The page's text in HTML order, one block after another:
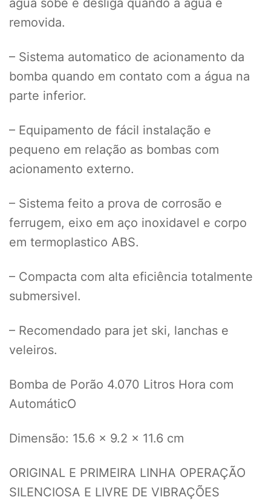
água sobe e desliga quando a água é
removida.
– Sistema automatico de acionamento da
bomba quando em contato com a água na
parte inferior.
– Equipamento de fácil instalação e
pequeno em relação as bombas com
acionamento externo.
– Sistema feito a prova de corrosão e
ferrugem, eixo em aço inoxidavel e corpo
em termoplastico ABS.
– Compacta com alta eficiência totalmente
submersivel.
– Recomendado para jet ski, lanchas e
veleiros.
Bomba de Porão 4.070 Litros Hora com
AutomáticO
Dimensão: 15.6 x 9.2 x 11.6 cm
ORIGINAL E PRIMEIRA LINHA OPERAÇÃO
SILENCIOSA E LIVRE DE VIBRAÇÕES